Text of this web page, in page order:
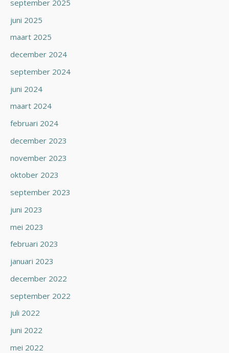
september 2025
juni 2025
maart 2025
december 2024
september 2024
juni 2024
maart 2024
februari 2024
december 2023
november 2023
oktober 2023
september 2023
juni 2023
mei 2023
februari 2023
januari 2023
december 2022
september 2022
juli 2022
juni 2022
mei 2022